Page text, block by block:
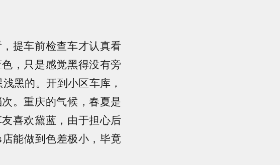
提车前检查车才认真看
，只是感觉黑得没有旁
黑的。开到小区车库，
。重庆的气候，春夏是
喜欢黛蓝，由于担心后
能做到色差极小，毕竟